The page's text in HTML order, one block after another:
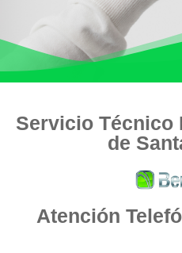
Servicio Técnico
de
Atención